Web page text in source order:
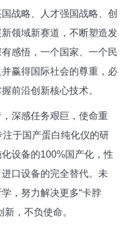
战略、人才强国战略、创
领域新赛道，不断塑造发
感悟，一个国家、一个民
赢得国际社会的尊重，必
前沿创新核心技术。
深感任务艰巨，使命重
于国产蛋白纯化仪的研
设备的100%国产化，性
口设备的完全替代。未
，努力解决更多“卡脖
，不负使命。